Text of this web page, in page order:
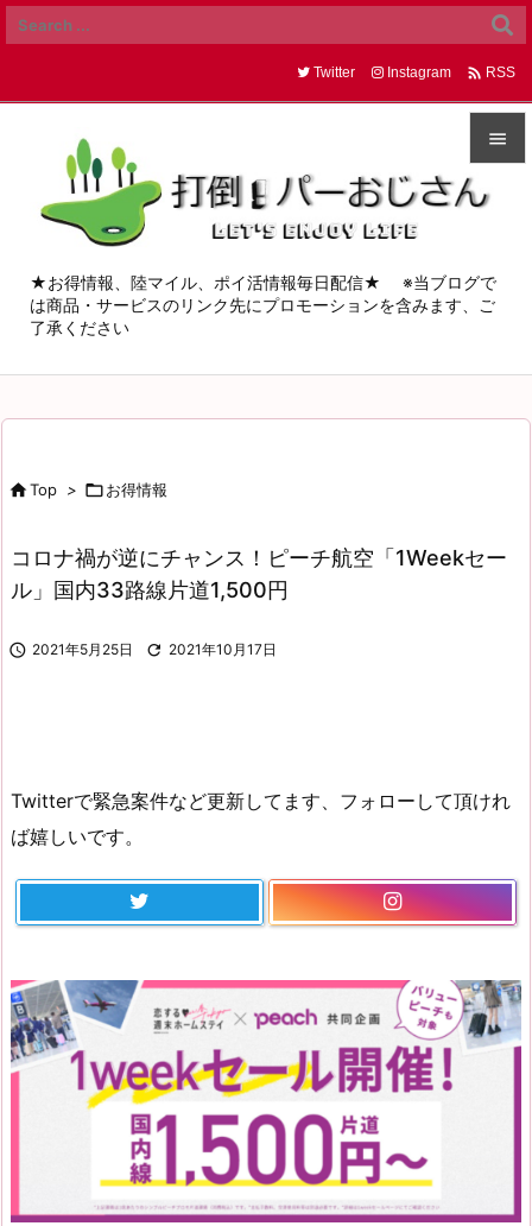


メニュ
サイド


Twitter Instagram  RSS
★お得情報、陸マイル、ポイ活情報毎日配信★ ※当ブログで
は商品・サービスのリンク先にプロモーションを含みます、ご
了承ください
Top > お得情報
コロナ禍が逆にチャンス！ピーチ航空「1Weekセー
ル」国内33路線片道1,500円
 2021年5月25日  2021年10月17日
Twitterで緊急案件など更新してます、フォローして頂けれ
ば嬉しいです。